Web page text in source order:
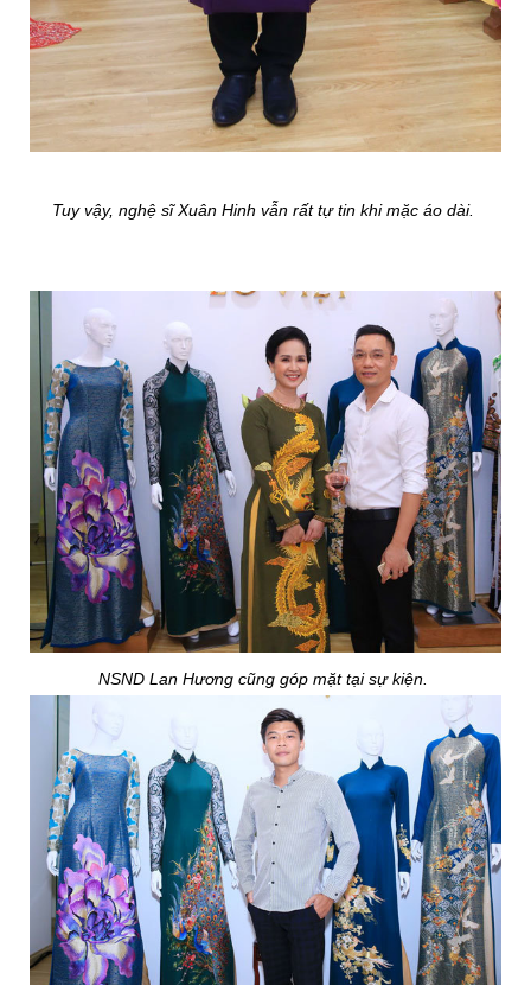
Tuy vậy, nghệ sĩ Xuân Hinh vẫn rất tự tin khi mặc áo dài.
NSND Lan Hương cũng góp mặt tại sự kiện.